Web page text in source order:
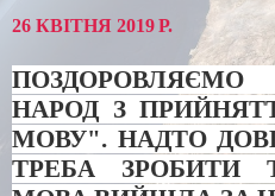
26 КВІТНЯ 2019 Р.
НАРОД З
МОВУ". НАДТО
ТРЕБА